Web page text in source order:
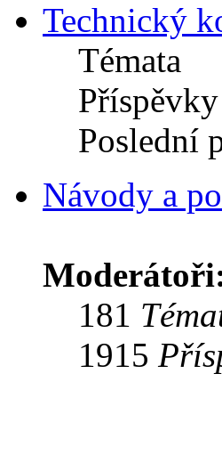
Technický
Témata
Příspěvky
Poslední
Návody a
181
1915